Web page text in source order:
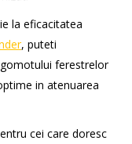
la eficacitatea
, puteti
ferestrelor
in atenuarea
cei care doresc